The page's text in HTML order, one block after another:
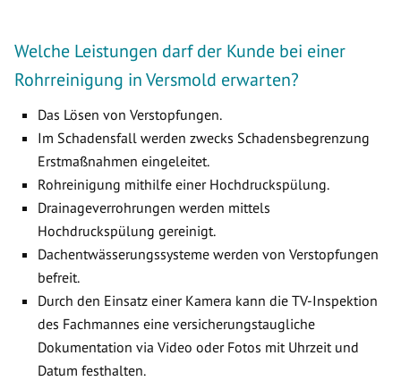
Welche Leistungen darf der Kunde bei einer
Rohrreinigung in Versmold erwarten?
Das Lösen von Verstopfungen.
Im Schadensfall werden zwecks Schadensbegrenzung
Erstmaßnahmen eingeleitet.
Rohreinigung mithilfe einer Hochdruckspülung.
Drainageverrohrungen werden mittels
Hochdruckspülung gereinigt.
Dachentwässerungssysteme werden von Verstopfungen
befreit.
Durch den Einsatz einer Kamera kann die TV-Inspektion
des Fachmannes eine versicherungstaugliche
Dokumentation via Video oder Fotos mit Uhrzeit und
Datum festhalten.